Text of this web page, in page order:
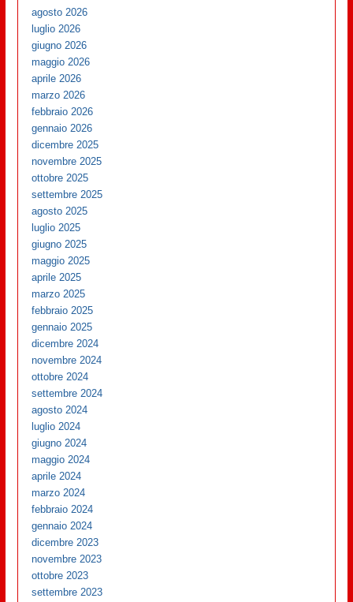
agosto 2026
luglio 2026
giugno 2026
maggio 2026
aprile 2026
marzo 2026
febbraio 2026
gennaio 2026
dicembre 2025
novembre 2025
ottobre 2025
settembre 2025
agosto 2025
luglio 2025
giugno 2025
maggio 2025
aprile 2025
marzo 2025
febbraio 2025
gennaio 2025
dicembre 2024
novembre 2024
ottobre 2024
settembre 2024
agosto 2024
luglio 2024
giugno 2024
maggio 2024
aprile 2024
marzo 2024
febbraio 2024
gennaio 2024
dicembre 2023
novembre 2023
ottobre 2023
settembre 2023